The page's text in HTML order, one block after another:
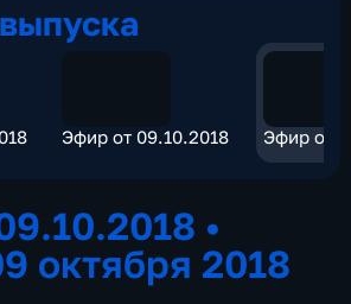
Эфир от 09.10.2018 Эфир от
•
октября 2018